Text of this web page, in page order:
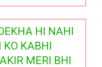
HI NAHI
KABHI
MERI BHI